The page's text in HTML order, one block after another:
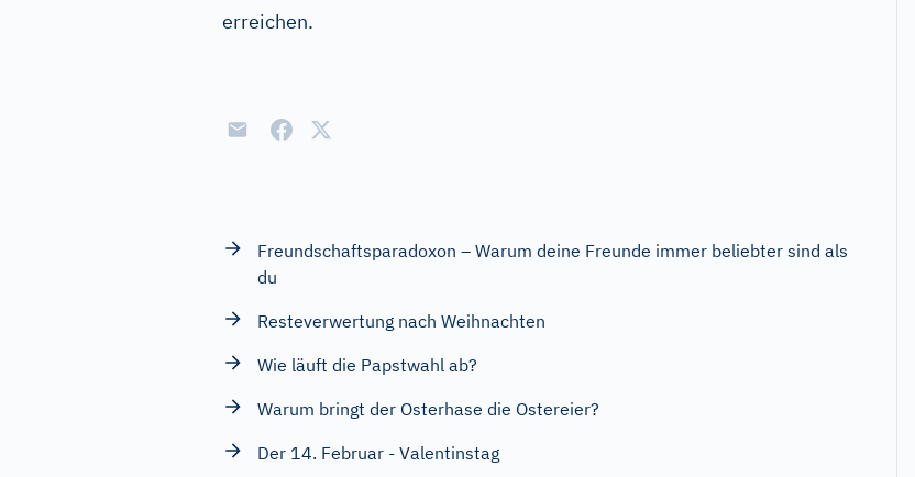
erreichen.
Freundschaftsparadoxon – Warum deine Freunde immer beliebter sind als
du
Resteverwertung nach Weihnachten
Wie läuft die Papstwahl ab?
Warum bringt der Osterhase die Ostereier?
Der 14. Februar - Valentinstag